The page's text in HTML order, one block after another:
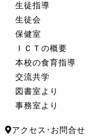
生徒指導
生徒会
保健室
ＩＣＴの概要
本校の食育指導
交流共学
図書室より
事務室より
アクセス･お問合せ